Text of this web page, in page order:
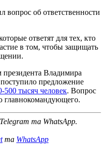
об ответственности
ответят для тех, кто
в том, чтобы защищать
президента Владимира
предложение
500 тысяч человек. Вопрос
главнокомандующего.
та WhatsApp.
та WhatsApp